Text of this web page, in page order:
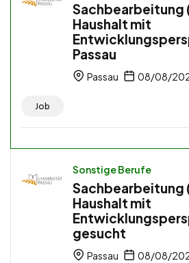
Haushalt mit
Passau
Passau 08/08/
Job
Sonstige Berufe
Haushalt mit
gesucht
Passau 08/08/